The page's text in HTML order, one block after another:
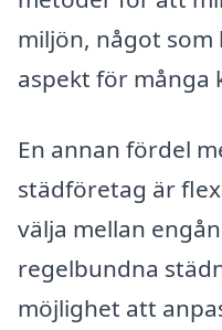
miljön, något som
aspekt för många
En annan fördel
städföretag är
välja mellan
regelbundna
möjlighet att